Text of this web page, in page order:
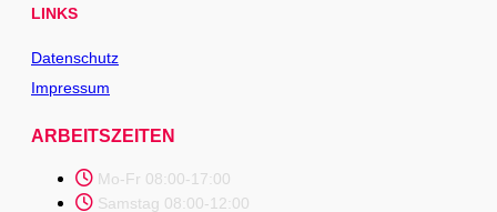
LINKS
Datenschutz
Impressum
ARBEITSZEITEN
Mo-Fr 08:00-17:00
Samstag 08:00-12:00